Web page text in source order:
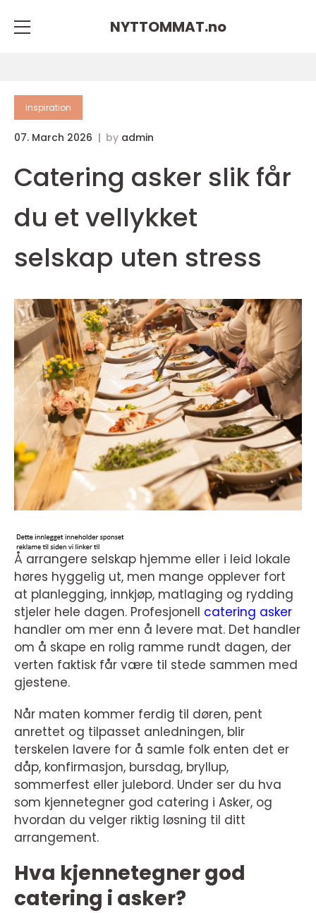
NYTTOMMAT.no
inspiration
07. March 2026 by admin
Catering asker slik får
du et vellykket
selskap uten stress
Å arrangere selskap hjemme eller i leid lokale
høres hyggelig ut, men mange opplever fort
at planlegging, innkjøp, matlaging og rydding
stjeler hele dagen. Profesjonell catering asker
handler om mer enn å levere mat. Det handler
om å skape en rolig ramme rundt dagen, der
verten faktisk får være til stede sammen med
gjestene.
Når maten kommer ferdig til døren, pent
anrettet og tilpasset anledningen, blir
terskelen lavere for å samle folk enten det er
dåp, konfirmasjon, bursdag, bryllup,
sommerfest eller julebord. Under ser du hva
som kjennetegner god catering i Asker, og
hvordan du velger riktig løsning til ditt
arrangement.
Hva kjennetegner god
catering i asker?